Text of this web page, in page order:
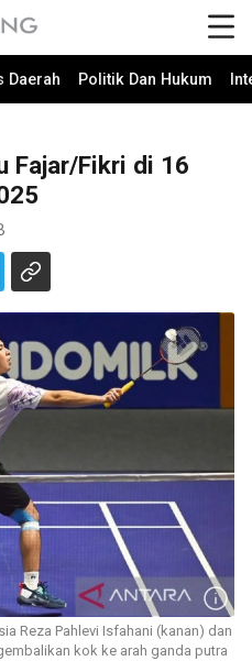
Daerah Politik Dan Hukum
Fajar/Fikri di 16
Reza Pahlevi Isfahani (kanan) dan
kok ke arah ganda putra